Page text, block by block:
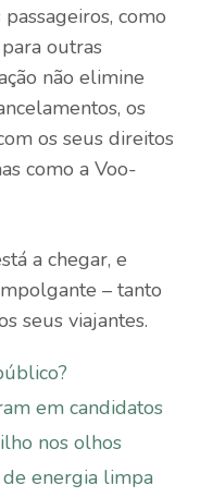
como
outras
não elimine
os
os seus direitos
como a Voo-
a chegar, e
– tanto
seus viajantes.
em candidatos
nos olhos
energia limpa